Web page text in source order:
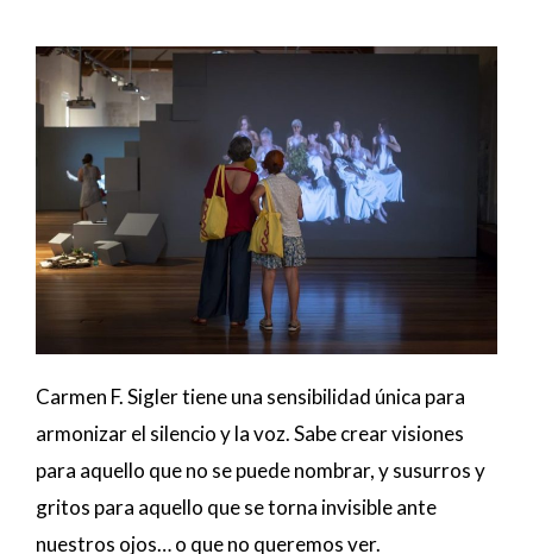
Carmen F. Sigler tiene una sensibilidad única para
armonizar el silencio y la voz. Sabe crear visiones
para aquello que no se puede nombrar, y susurros y
gritos para aquello que se torna invisible ante
nuestros ojos… o que no queremos ver.